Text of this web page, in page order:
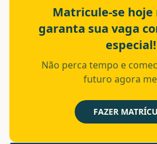
Matricule-se hoje
garanta sua vaga
especial!
Não perca tempo e
futuro agora
FAZER